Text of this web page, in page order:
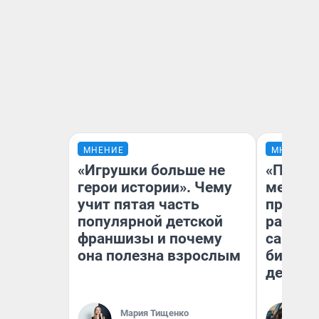
МНЕНИЕ
«Игрушки больше не
герои истории». Чему
учит пятая часть
популярной детской
франшизы и почему
она полезна взрослым
Мария Тищенко
МНЕНИЕ
самом